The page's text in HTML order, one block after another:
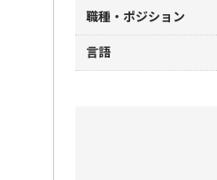
職種・ポジション
言語